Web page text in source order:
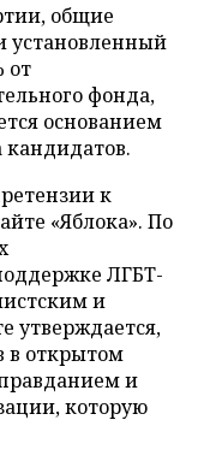
общие
установленный
от
фонда,
основанием
к
«Яблока». По
ЛГБТ-
и
утверждается,
в открытом
и
которую